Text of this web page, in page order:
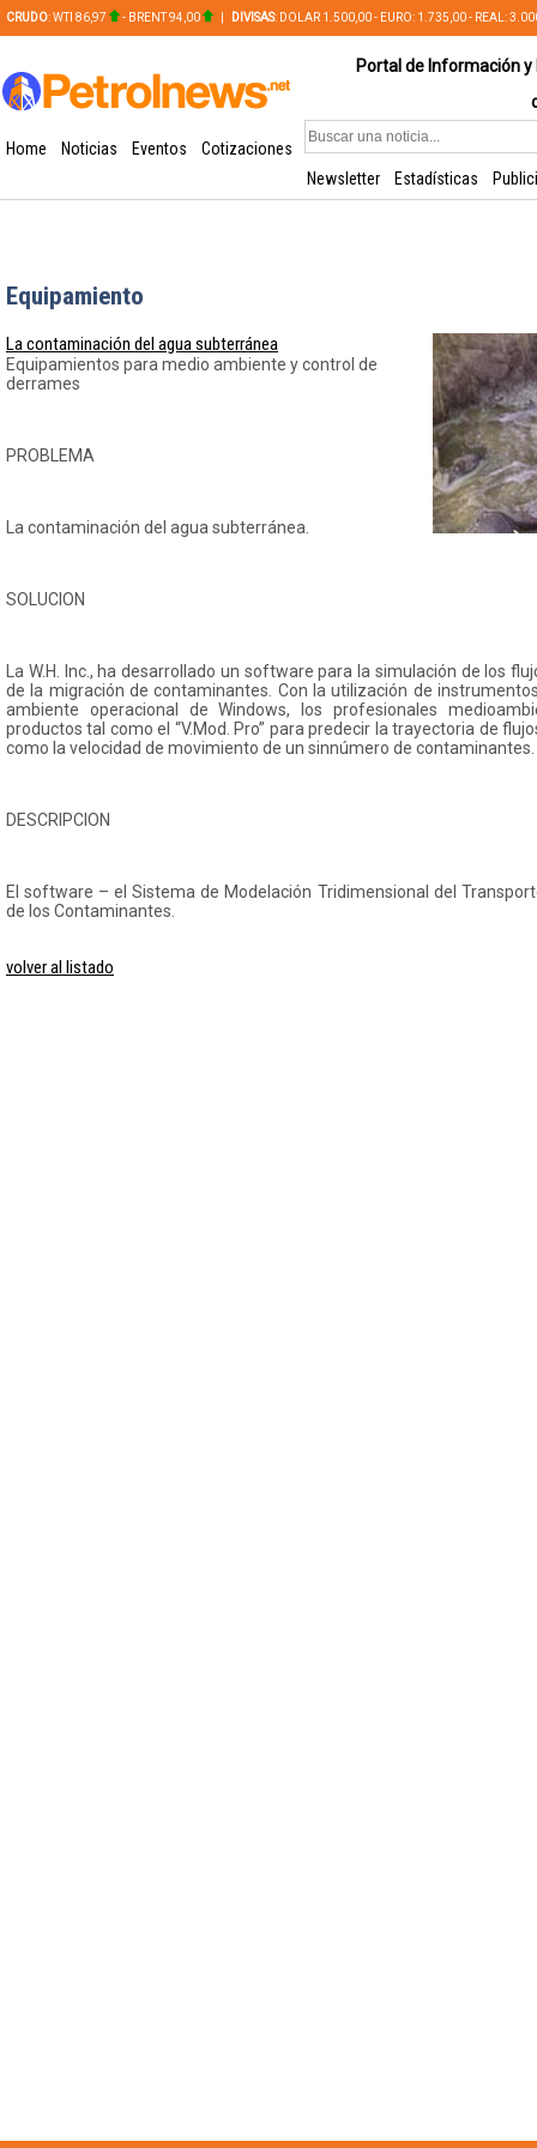
CRUDO: WTI 86,97 - BRENT 94,00 DIVISAS: DOLAR 1.500,00 - EURO: 1.735,00 - REAL:
Portal de Información
Home Noticias Eventos
Cotizaciones
Newsletter
Estadísticas
Equipamiento
La contaminación del agua subterránea
Equipamientos para medio ambiente y control de
derrames
PROBLEMA
La contaminación del agua subterránea.
SOLUCION
La W.H. Inc., ha desarrollado un software para la simulación de los
de la migración de contaminantes. Con la utilización de
ambiente operacional de Windows, los profesionales
productos tal como el “V.Mod. Pro” para predecir la trayectoria de
como la velocidad de movimiento de un sinnúmero de contaminantes.
DESCRIPCION
El software – el Sistema de Modelación Tridimensional del
de los Contaminantes.
volver al listado